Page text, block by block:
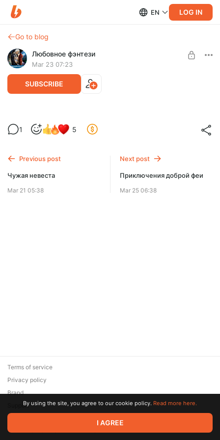
EN LOG IN
Go to blog
Любовное фэнтези
Mar 23 07:23
SUBSCRIBE
Я стала оборотнем (аудиоспектакль)
Женя – студентка московского ВУЗа. Жизнь ее течет
человеком, строит планы на будущее.
Level required:
UNLOCK POST
1 5
Previous post
Чужая невеста
Mar 21 05:38
Next post
Приключения доброй феи
Mar 25 06:38
© 2026 Zaya Solutions Limited. All rights reserved. All trademarks
are the property of their respective owners.
Terms of service
Privacy policy
Brand
SupportBy using the site, you agree to our cookie policy. Read more here.
I AGREE